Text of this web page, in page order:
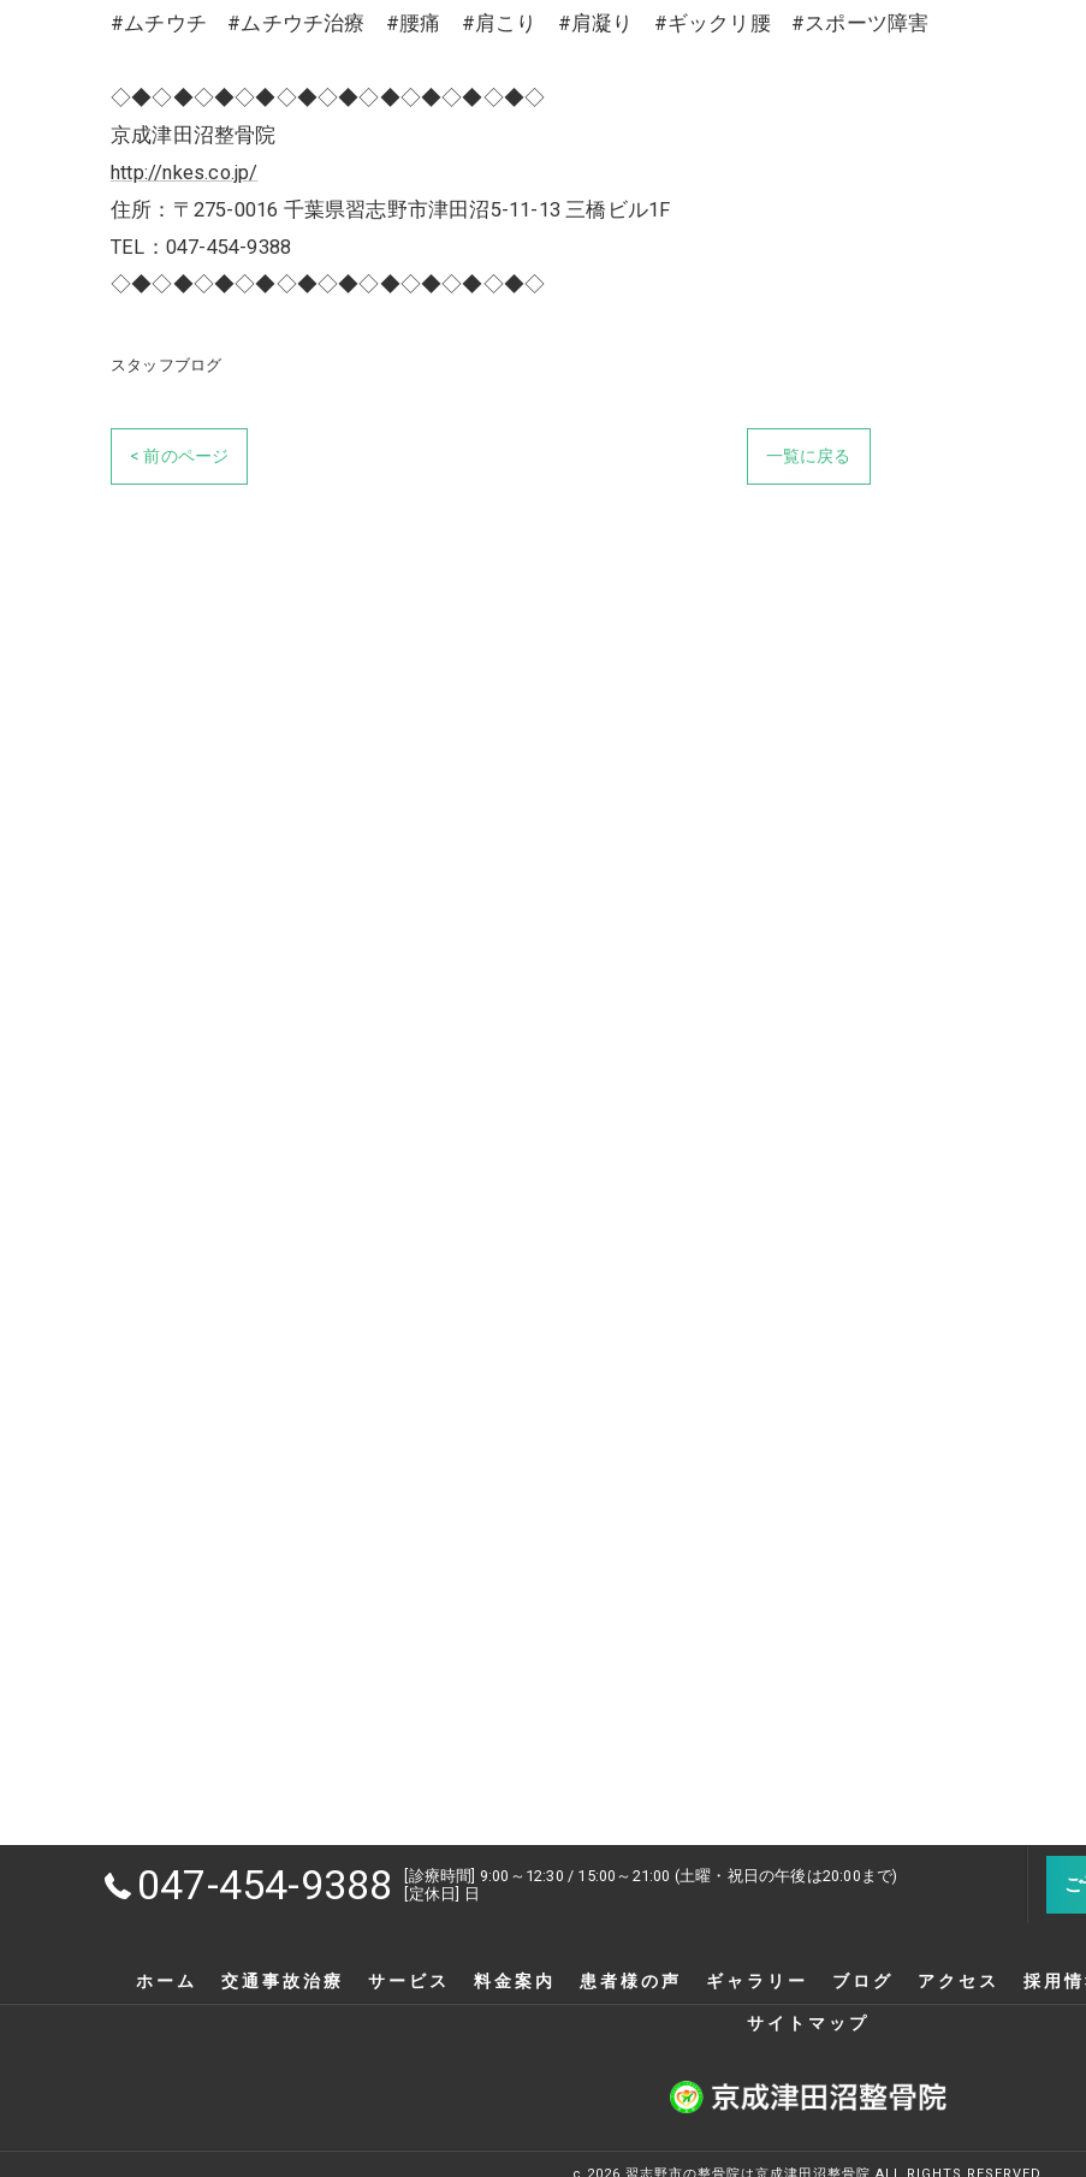
#ムチウチ #ムチウチ治療 #腰痛 #肩こり #肩凝り #ギックリ腰 #スポーツ障害
◇◆◇◆◇◆◇◆◇◆◇◆◇◆◇◆◇◆◇◆◇
京成津田沼整骨院
http://nkes.co.jp/
住所：〒275-0016 千葉県習志野市津田沼5-11-13 三橋ビル1F
TEL：047-454-9388
◇◆◇◆◇◆◇◆◇◆◇◆◇◆◇◆◇◆◇◆◇
スタッフブログ
< 前のページ 一覧に戻る
047-454-9388
[診療時間] 9:00～12:30 / 15:00～21:00 (土曜・祝日の午後は20:00まで)
[定休日] 日
ホーム 交通事故治療 サービス 料金案内 患者様の声 ギャラリー ブログ アクセス 採用情
サイトマップ